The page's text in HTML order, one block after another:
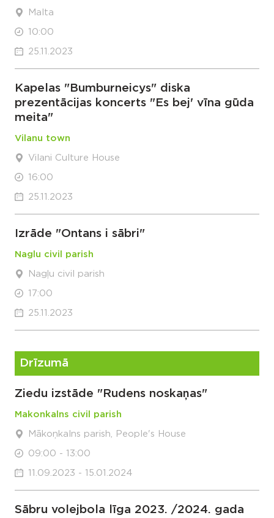
Malta
10:00
25.11.2023
Kapelas "Bumburneicys" diska
prezentācijas koncerts "Es bej' vīna gūda
meita"
Vilanu town
Vilani Culture House
16:00
25.11.2023
Izrāde "Ontans i sābri"
Naglu civil parish
Nagļu civil parish
17:00
25.11.2023
Drīzumā
Ziedu izstāde "Rudens noskaņas"
Makonkalns civil parish
Mākoņkalns parish, People's House
09:00 - 13:00
11.09.2023 - 15.01.2024
Sābru volejbola līga 2023. /2024. gada